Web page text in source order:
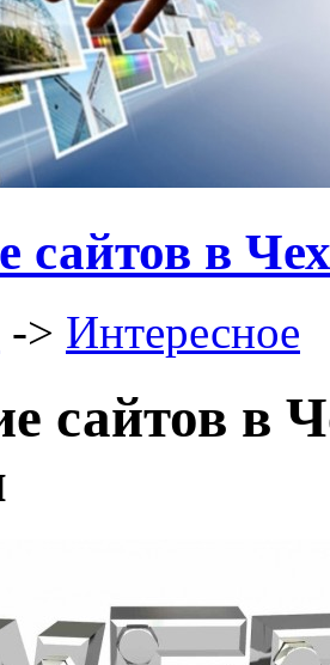
сайтов в
-> Интересное
сайтов в